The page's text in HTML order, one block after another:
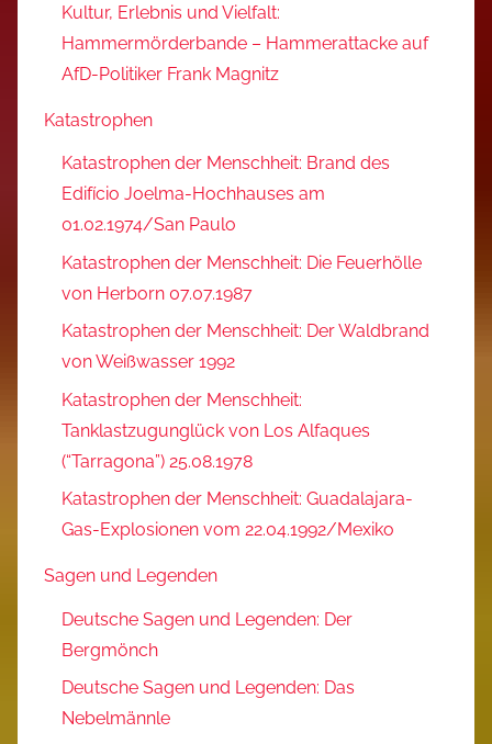
Kultur, Erlebnis und Vielfalt:
Hammermörderbande – Hammerattacke auf
AfD-Politiker Frank Magnitz
Katastrophen
Katastrophen der Menschheit: Brand des
Edifício Joelma-Hochhauses am
01.02.1974/San Paulo
Katastrophen der Menschheit: Die Feuerhölle
von Herborn 07.07.1987
Katastrophen der Menschheit: Der Waldbrand
von Weißwasser 1992
Katastrophen der Menschheit:
Tanklastzugunglück von Los Alfaques
(“Tarragona”) 25.08.1978
Katastrophen der Menschheit: Guadalajara-
Gas-Explosionen vom 22.04.1992/Mexiko
Sagen und Legenden
Deutsche Sagen und Legenden: Der
Bergmönch
Deutsche Sagen und Legenden: Das
Nebelmännle